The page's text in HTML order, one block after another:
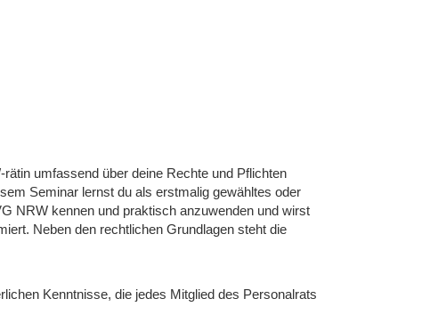
umfassend über deine Rechte und Pflichten
Seminar lernst du als erstmalig gewähltes oder
NRW kennen und praktisch anzuwenden und wirst
Neben den rechtlichen Grundlagen steht die
Kenntnisse, die jedes Mitglied des Personalrats